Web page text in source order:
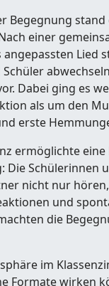
Begegnung
einer
Lied
Dabei ging es
als um den
erste
ermöglichte eine
Die Schülerinnen
nicht nur
und
die
im
Formate wirken